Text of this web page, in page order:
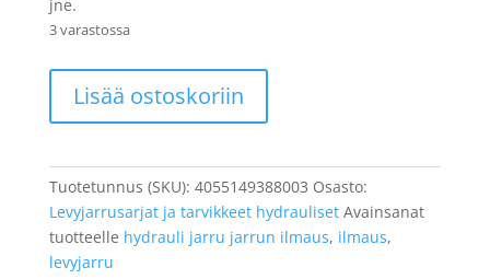
jne.
3 varastossa
Shimano
Ultegra
ja
Dura
Lisää ostoskoriin
Tuotetunnus (SKU): 4055149388003 Osasto:
Levyjarrusarjat ja tarvikkeet hydrauliset Avainsanat
tuotteelle hydrauli jarru jarrun ilmaus, ilmaus,
levyjarru